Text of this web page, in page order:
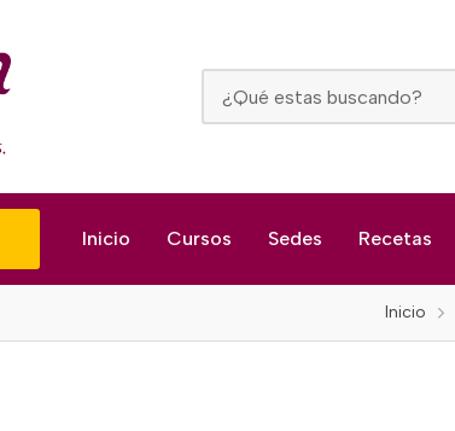
Inicio Cursos Sedes Recetas
Inicio